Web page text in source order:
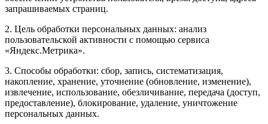
запрашиваемых страниц.
2. Цель обработки персональных данных: анализ
пользовательской активности с помощью сервиса
«Яндекс.Метрика».
3. Способы обработки: сбор, запись, систематизация,
накопление, хранение, уточнение (обновление, изменение),
извлечение, использование, обезличивание, передача (доступ,
предоставление), блокирование, удаление, уничтожение
персональных данных.